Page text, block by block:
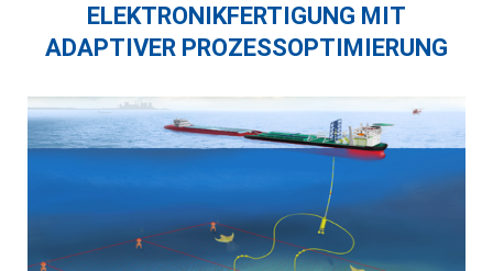
ELEKTRONIKFERTIGUNG MIT
ADAPTIVER PROZESSOPTIMIERUNG